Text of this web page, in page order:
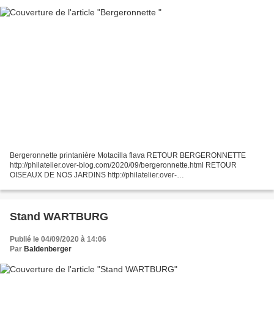
Bergeronnette printanière Motacilla flava RETOUR BERGERONNETTE
http://philatelier.over-blog.com/2020/09/bergeronnette.html RETOUR
OISEAUX DE NOS JARDINS http://philatelier.over-
http:...
Stand WARTBURG
Publié le 04/09/2020 à 14:06
Par Baldenberger